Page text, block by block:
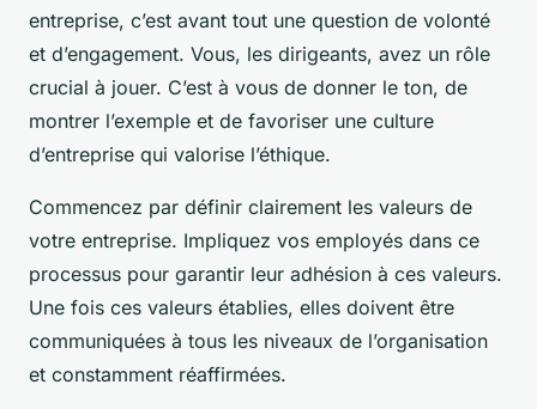
entreprise, c’est avant tout une question de volonté
et d’engagement. Vous, les dirigeants, avez un rôle
crucial à jouer. C’est à vous de donner le ton, de
montrer l’exemple et de favoriser une culture
d’entreprise qui valorise l’éthique.
Commencez par définir clairement les valeurs de
votre entreprise. Impliquez vos employés dans ce
processus pour garantir leur adhésion à ces valeurs.
Une fois ces valeurs établies, elles doivent être
communiquées à tous les niveaux de l’organisation
et constamment réaffirmées.